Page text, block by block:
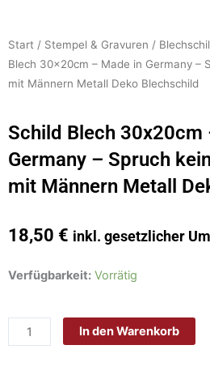
Start / Stempel & Gravuren /
Blech 30x20cm – Made in Germany –
mit Männern Metall Deko Blechschild
Schild Blech 30x20cm
Germany – Spruch
mit Männern Metall
18,50 € inkl. gesetzlicher
Verfügbarkeit: Vorrätig
Schild
In den Warenkorb